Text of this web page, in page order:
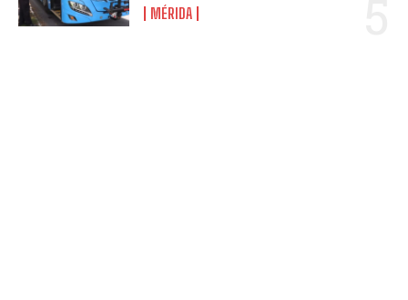
MÉRIDA